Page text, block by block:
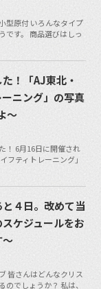
型原付 いろんなタイプ
です。 商品選びはしっ
！「AJ東北・
ニング」の写真
〜
！ 6月16日に開催され
フティトレーニング」
４日。改めて当
ケジュールをお
〜
皆さんはどんなクリス
のでしょうか？ 私は、